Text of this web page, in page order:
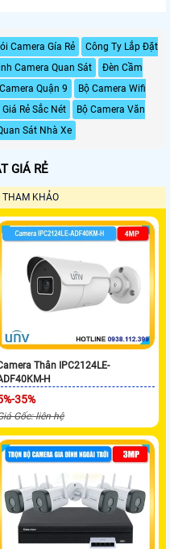
Camera Gía Rẻ
Công Ty Lắp Đặt
Camera Quan Sát
Đèn Cầm
Quận 9
Bộ Camera Wifi
Rẻ Sắc Nét
Bộ Camera Văn
Sát Nhà Xe
GIÁ RẺ
KHẢO
Thân IPC2124LE-
H
35%
Gốc: liên hệ